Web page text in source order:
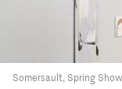
Somersault, Spring